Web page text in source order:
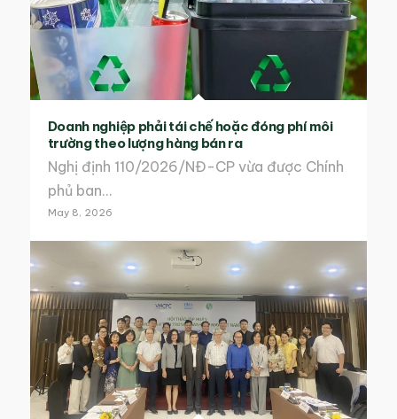
Doanh nghiệp phải tái chế hoặc đóng phí môi
trường theo lượng hàng bán ra
Nghị định 110/2026/NĐ-CP vừa được Chính
phủ ban…
May 8, 2026